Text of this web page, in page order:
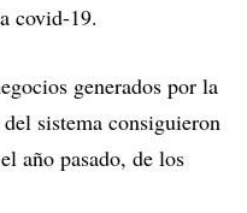
covid-19.
generados por la
sistema consiguieron
año pasado, de los